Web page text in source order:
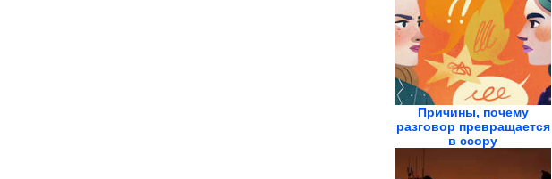
Причины, почему
разговор превращается
в ссору